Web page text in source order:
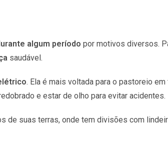
algum período por motivos diversos.
saudável.
. Ela é mais voltada para o pastoreio
e estar de olho para evitar acidentes.
de suas terras, onde tem divisões com